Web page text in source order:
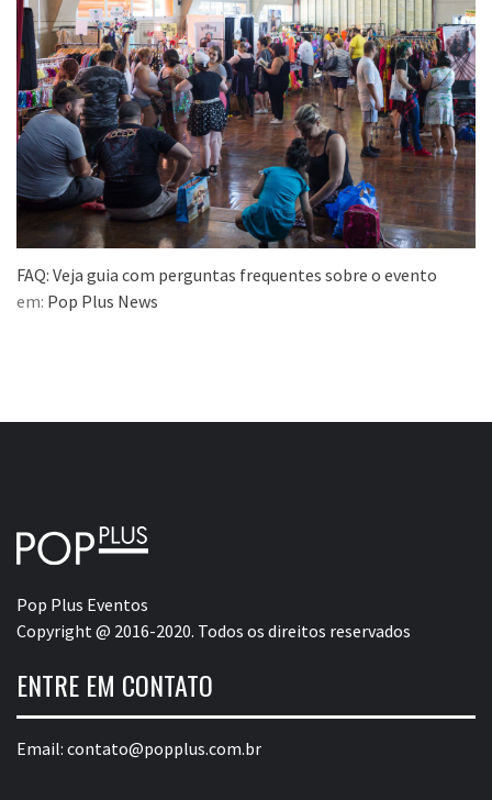
FAQ: Veja guia com perguntas frequentes sobre o evento
em: Pop Plus News
Pop Plus Eventos
Copyright @ 2016-2020. Todos os direitos reservados
ENTRE EM CONTATO
Email: contato@popplus.com.br